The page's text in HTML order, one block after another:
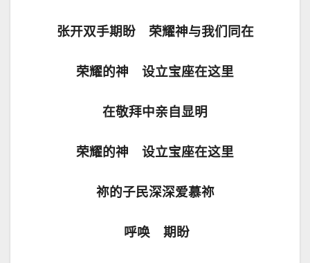
张开双手期盼 荣耀神与我们同在
荣耀的神 设立宝座在这里
在敬拜中亲自显明
荣耀的神 设立宝座在这里
祢的子民深深爱慕祢
呼唤 期盼